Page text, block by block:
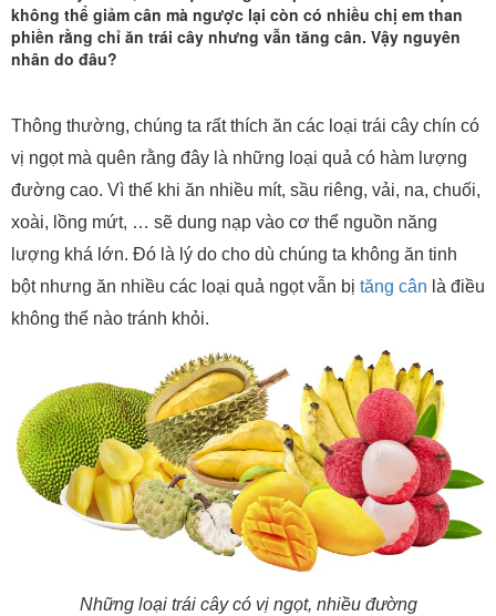
không thể giảm cân mà ngược lại còn có nhiều chị em than
phiền rằng chỉ ăn trái cây nhưng vẫn tăng cân. Vậy nguyên
nhân do đâu?
Thông thường, chúng ta rất thích ăn các loại trái cây chín có
vị ngọt mà quên rằng đây là những loại quả có hàm lượng
đường cao. Vì thế khi ăn nhiều mít, sầu riêng, vải, na, chuối,
xoài, lồng mứt, … sẽ dung nạp vào cơ thể nguồn năng
lượng khá lớn. Đó là lý do cho dù chúng ta không ăn tinh
bột nhưng ăn nhiều các loại quả ngọt vẫn bị tăng cân là điều
không thể nào tránh khỏi.
Những loại trái cây có vị ngọt, nhiều đường